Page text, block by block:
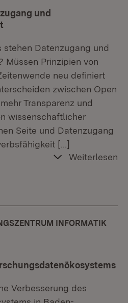
und
stehen Datenzugang und
Müssen Prinzipien von
neu definiert
zwischen Open
Transparenz und
wissenschaftlicher
Seite und Datenzugang
[…]
Weiterlesen
INFORMATIK
Verbesserung des